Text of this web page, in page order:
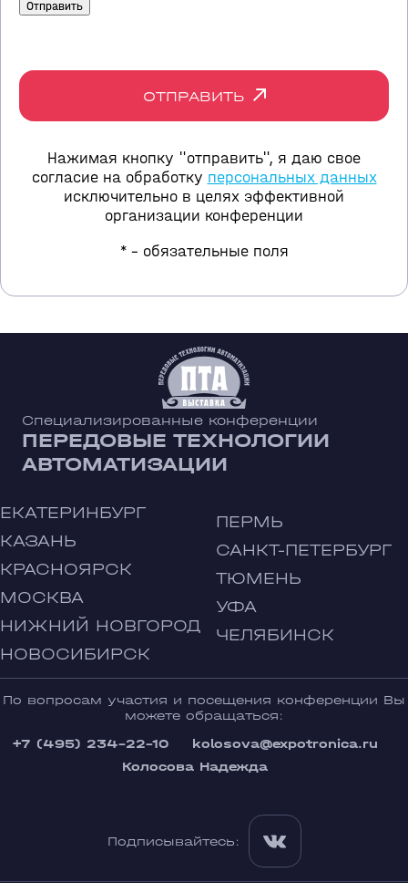
ОТПРАВИТЬ
Нажимая кнопку "отправить", я даю свое
согласие на обработку персональных данных
исключительно в целях эффективной
организации конференции
* - обязательные поля
Специализированные конференции
ПЕРЕДОВЫЕ ТЕХНОЛОГИИ
АВТОМАТИЗАЦИИ
ЕКАТЕРИНБУРГ
КАЗАНЬ
КРАСНОЯРСК
МОСКВА
НИЖНИЙ НОВГОРОД
НОВОСИБИРСК
ПЕРМЬ
САНКТ-ПЕТЕРБУРГ
ТЮМЕНЬ
УФА
ЧЕЛЯБИНСК
По вопросам участия и посещения конференции Вы
можете обращаться:
+7 (495) 234-22-10
kolosova@expotronica.ru
Колосова Надежда
Подписывайтесь: